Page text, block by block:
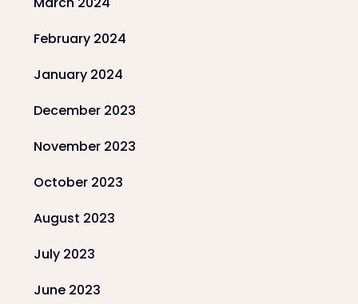
February 2024
January 2024
December 2023
November 2023
October 2023
August 2023
July 2023
June 2023